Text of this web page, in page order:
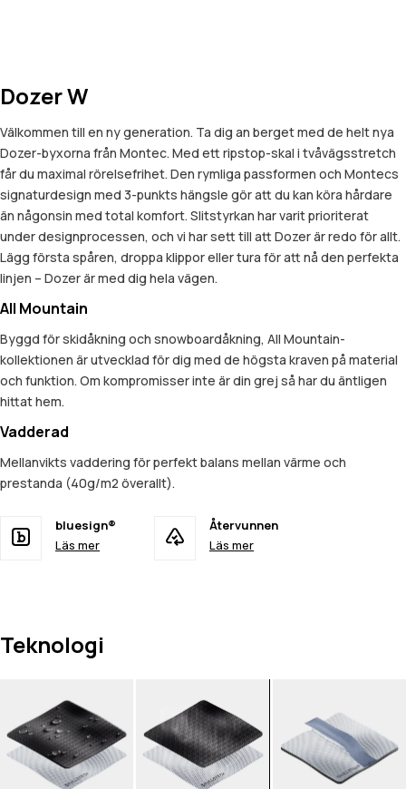
Dozer W
Välkommen till en ny generation. Ta dig an berget med de helt nya
Dozer-byxorna från Montec. Med ett ripstop-skal i tvåvägsstretch
får du maximal rörelsefrihet. Den rymliga passformen och Montecs
signaturdesign med 3-punkts hängsle gör att du kan köra hårdare
än någonsin med total komfort. Slitstyrkan har varit prioriterat
under designprocessen, och vi har sett till att Dozer är redo för allt.
Lägg första spåren, droppa klippor eller tura för att nå den perfekta
linjen – Dozer är med dig hela vägen.
All Mountain
Byggd för skidåkning och snowboardåkning, All Mountain-
kollektionen är utvecklad för dig med de högsta kraven på material
och funktion. Om kompromisser inte är din grej så har du äntligen
hittat hem.
Vadderad
Mellanvikts vaddering för perfekt balans mellan värme och
prestanda (40g/m2 överallt).
bluesign®
Läs mer
Återvunnen
Läs mer
Teknologi